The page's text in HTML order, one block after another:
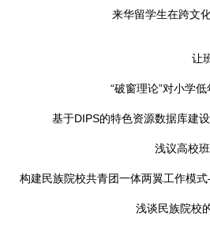
来华留学生在跨文
让
“破窗理论”对小学
基于DIPS的特色资源数据库建
浅议高校
构建民族院校共青团一体两翼工作模
浅谈民族院校